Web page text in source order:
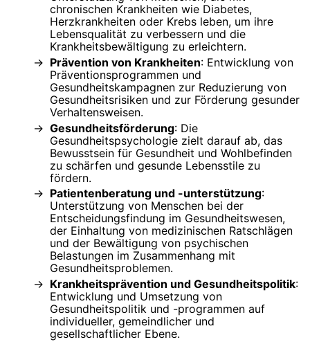
chronischen Krankheiten wie Diabetes,
Herzkrankheiten oder Krebs leben, um ihre
Lebensqualität zu verbessern und die
Krankheitsbewältigung zu erleichtern.
Prävention von Krankheiten: Entwicklung von
Präventionsprogrammen und
Gesundheitskampagnen zur Reduzierung von
Gesundheitsrisiken und zur Förderung gesunder
Verhaltensweisen.
Gesundheitsförderung: Die
Gesundheitspsychologie zielt darauf ab, das
Bewusstsein für Gesundheit und Wohlbefinden
zu schärfen und gesunde Lebensstile zu
fördern.
Patientenberatung und -unterstützung:
Unterstützung von Menschen bei der
Entscheidungsfindung im Gesundheitswesen,
der Einhaltung von medizinischen Ratschlägen
und der Bewältigung von psychischen
Belastungen im Zusammenhang mit
Gesundheitsproblemen.
Krankheitsprävention und Gesundheitspolitik:
Entwicklung und Umsetzung von
Gesundheitspolitik und -programmen auf
individueller, gemeindlicher und
gesellschaftlicher Ebene.